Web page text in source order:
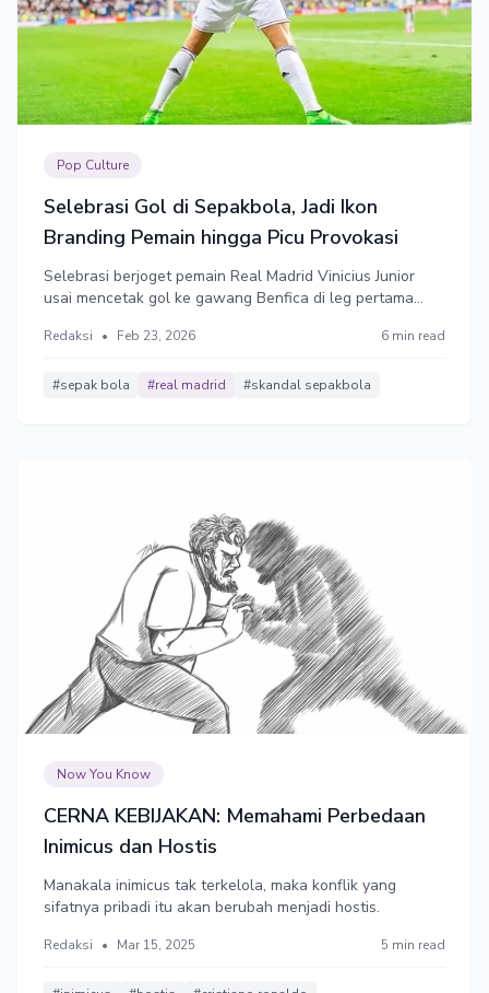
Pop Culture
Selebrasi Gol di Sepakbola, Jadi Ikon
Branding Pemain hingga Picu Provokasi
Selebrasi berjoget pemain Real Madrid Vinicius Junior
usai mencetak gol ke gawang Benfica di leg pertama
memprovokasi. Padahal selebrasi usai mencetak gol
sepakbola.
Redaksi • Feb 23, 2026 6 min read
#sepak bola #real madrid #skandal sepakbola
Now You Know
CERNA KEBIJAKAN: Memahami Perbedaan
Inimicus dan Hostis
Manakala inimicus tak terkelola, maka konflik yang
sifatnya pribadi itu akan berubah menjadi hostis.
Redaksi • Mar 15, 2025 5 min read